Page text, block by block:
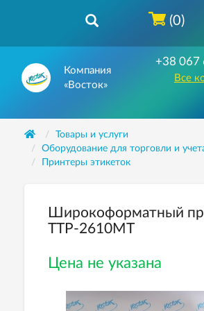
Компания
«Восток»
+38 067
Все
(0)
Товары и услуги
Оборудование для торговли и
Принтеры этикеток
Широкоформатный
TTP-2610MT
Цена не указана